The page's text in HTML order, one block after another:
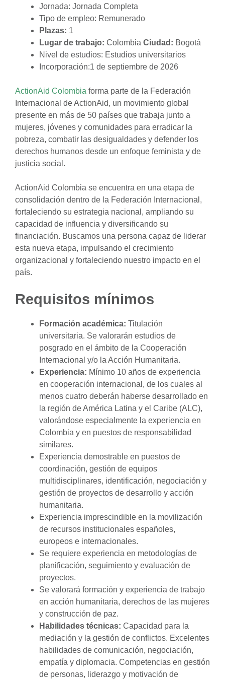
Jornada: Jornada Completa
Tipo de empleo: Remunerado
Plazas: 1
Lugar de trabajo: Colombia Ciudad: Bogotá
Nivel de estudios: Estudios universitarios
Incorporación:1 de septiembre de 2026
ActionAid Colombia forma parte de la Federación
Internacional de ActionAid, un movimiento global
presente en más de 50 países que trabaja junto a
mujeres, jóvenes y comunidades para erradicar la
pobreza, combatir las desigualdades y defender los
derechos humanos desde un enfoque feminista y de
justicia social.
ActionAid Colombia se encuentra en una etapa de
consolidación dentro de la Federación Internacional,
fortaleciendo su estrategia nacional, ampliando su
capacidad de influencia y diversificando su
financiación. Buscamos una persona capaz de liderar
esta nueva etapa, impulsando el crecimiento
organizacional y fortaleciendo nuestro impacto en el
país.
Requisitos mínimos
Formación académica: Titulación
universitaria. Se valorarán estudios de
posgrado en el ámbito de la Cooperación
Internacional y/o la Acción Humanitaria.
Experiencia: Mínimo 10 años de experiencia
en cooperación internacional, de los cuales al
menos cuatro deberán haberse desarrollado en
la región de América Latina y el Caribe (ALC),
valorándose especialmente la experiencia en
Colombia y en puestos de responsabilidad
similares.
Experiencia demostrable en puestos de
coordinación, gestión de equipos
multidisciplinares, identificación, negociación y
gestión de proyectos de desarrollo y acción
humanitaria.
Experiencia imprescindible en la movilización
de recursos institucionales españoles,
europeos e internacionales.
Se requiere experiencia en metodologías de
planificación, seguimiento y evaluación de
proyectos.
Se valorará formación y experiencia de trabajo
en acción humanitaria, derechos de las mujeres
y construcción de paz.
Habilidades técnicas: Capacidad para la
mediación y la gestión de conflictos. Excelentes
habilidades de comunicación, negociación,
empatía y diplomacia. Competencias en gestión
de personas, liderazgo y motivación de